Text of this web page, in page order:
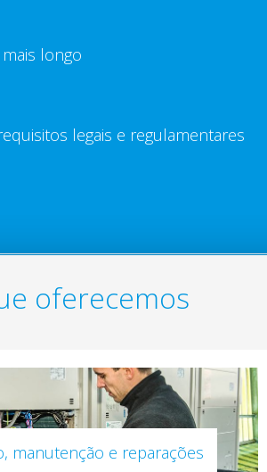
longo
legais e regulamentares
oferecemos
manutenção e reparações